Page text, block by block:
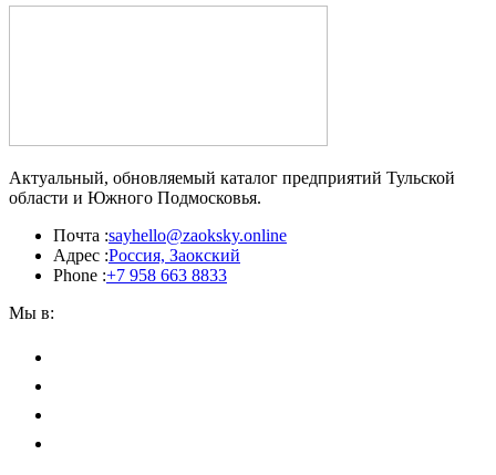
Актуальный, обновляемый каталог предприятий Тульской
области и Южного Подмосковья.
Почта :sayhello@zaoksky.online
Адрес :Россия, Заокский
Phone :+7 958 663 8833
Мы в: